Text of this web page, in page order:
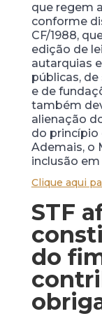
que regem
conforme
CF/1988,
edição de
autarquias
públicas,
e de
também
alienação
do princípio
Ademais, o
inclusão
Clique aqui
STF
do